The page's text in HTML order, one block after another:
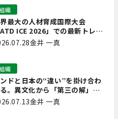
最大の人材育成国際大会
ATD ICE 2026」での最新トレン
成功事例｜「重要で実用的
、日本にも合う」ホットトピッ
織
金井 一真
ドと日本の“違い”を掛け合わ
。異文化から「第三の解」を
出す実践【現場を変えるCQ白
織
金井 一真